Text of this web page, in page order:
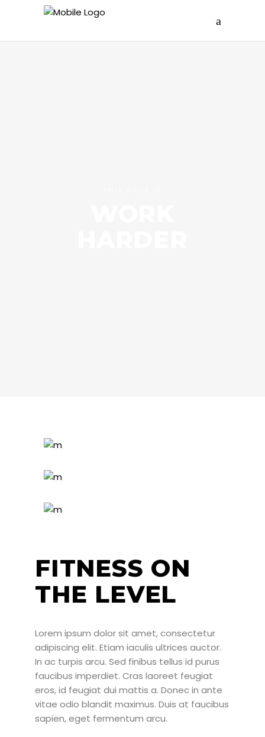
FITNESS ON
THE LEVEL
Lorem ipsum dolor sit amet, consectetur
adipiscing elit. Etiam iaculis ultrices auctor.
In ac turpis arcu. Sed finibus tellus id purus
faucibus imperdiet. Cras laoreet feugiat
eros, id feugiat dui mattis a. Donec in ante
vitae odio blandit maximus. Duis at faucibus
sapien, eget fermentum arcu.